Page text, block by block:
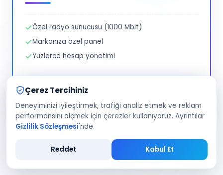
Özel radyo sunucusu (1000 Mbit)
Markanıza özel panel
Yüzlerce hesap yönetimi
İletişime Geçin
Dinleyici sayısı gibi pakete özel seçenekleri satın alma
adımında belirlersiniz; güncel fiyatlar ve vergiler sipariş
sayfasında görüntülenir.
Çerez Tercihiniz
Deneyiminizi iyileştirmek, trafiği analiz etmek ve reklam
performansını ölçmek için çerezler kullanıyoruz. Ayrıntılar
Gizlilik Sözleşmesi'nde.
Reddet Kabul Et